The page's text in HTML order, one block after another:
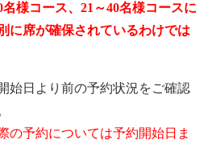
名様コース、21～40名様コースに
に席が確保されているわけでは
始日より前の予約状況をご確認
の予約については予約開始日ま